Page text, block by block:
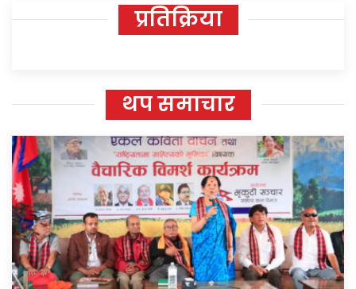
प्रतिक्रिया
थप समाचार